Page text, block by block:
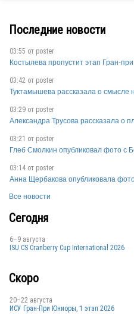
ITA
Последние новости
03:55 от poster
Костылева пропустит этап Гран-
03:42 от poster
Туктамышева рассказала о смысле
03:29 от poster
Александра Трусова рассказала о
03:21 от poster
Глеб Смолкин опубликовал фото с
03:14 от poster
Анна Щербакова опубликовала
Все новости
Сегодня
6–9 августа
ISU CS Cranberry Cup International 2026
Скоро
20–22 августа
ИСУ Гран-При Юниоры, 1 этап 2026